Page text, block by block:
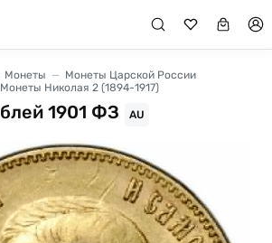
Монеты
Монеты Царской России
Монеты Николая 2 (1894-1917)
1901 ФЗ AU